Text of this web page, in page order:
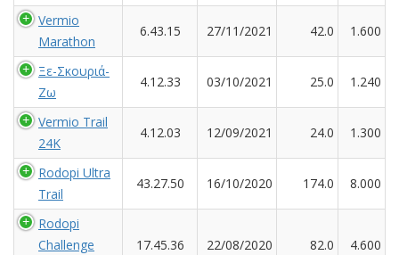
Vermio
Marathon
6.43.15 27/11/2021 42.0 1.600
Ξε-Σκουριά-
Ζω
4.12.33 03/10/2021 25.0 1.240
Vermio Trail
24K
4.12.03 12/09/2021 24.0 1.300
Rodopi Ultra
Trail
43.27.50 16/10/2020 174.0 8.000
Rodopi
Challenge
17.45.36 22/08/2020 82.0 4.600